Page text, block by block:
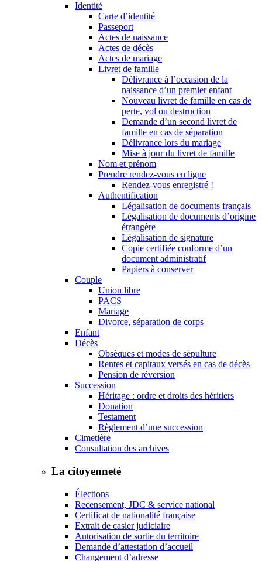
Identité
Carte d’identité
Passeport
Actes de naissance
Actes de décès
Actes de mariage
Livret de famille
Délivrance à l’occasion de la
naissance d’un premier enfant
Nouveau livret de famille en cas de
perte, vol ou destruction
Demande d’un second livret de
famille en cas de séparation
Délivrance lors du mariage
Mise à jour du livret de famille
Nom et prénom
Prendre rendez-vous en ligne
Rendez-vous enregistré !
Authentification
Légalisation de documents français
Légalisation de documents d’origine
étrangère
Légalisation de signature
Copie certifiée conforme d’un
document administratif
Papiers à conserver
Couple
Union libre
PACS
Mariage
Divorce, séparation de corps
Enfant
Décès
Obsèques et modes de sépulture
Rentes et capitaux versés en cas de décès
Pension de réversion
Succession
Héritage : ordre et droits des héritiers
Donation
Testament
Règlement d’une succession
Cimetière
Consultation des archives
La citoyenneté
Élections
Recensement, JDC & service national
Certificat de nationalité française
Extrait de casier judiciaire
Autorisation de sortie du territoire
Demande d’attestation d’accueil
Changement d’adresse